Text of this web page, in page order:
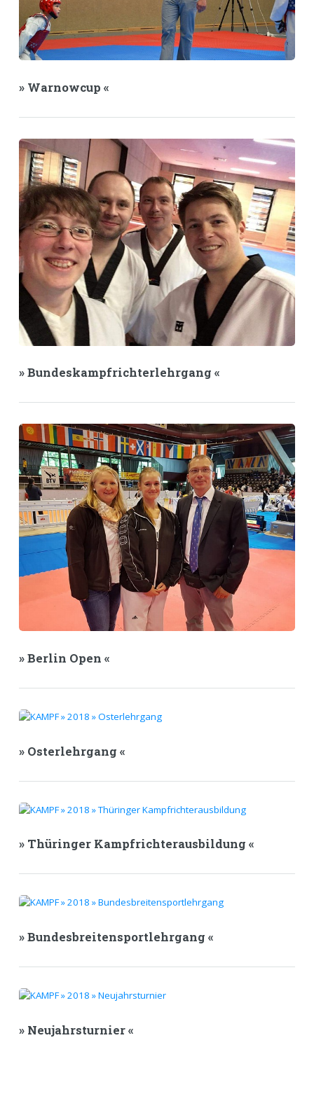
» Warnowcup «
» Bundeskampfrichterlehrgang «
» Berlin Open «
» Osterlehrgang «
» Thüringer Kampfrichterausbildung «
» Bundesbreitensportlehrgang «
» Neujahrsturnier «